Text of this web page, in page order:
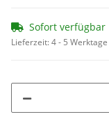
Sofort verfügbar
Lieferzeit:4 - 5 Werktage